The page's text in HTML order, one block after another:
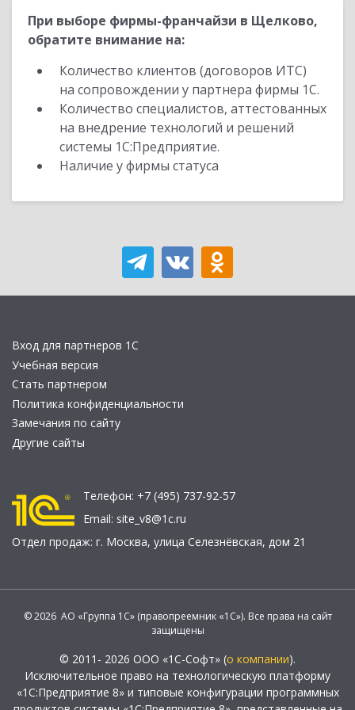
При выборе фирмы-франчайзи в Щелково,
обратите внимание на:
Количество клиентов (договоров ИТС)
на сопровождении у партнера фирмы 1С.
Количество специалистов, аттестованных
на внедрение технологий и решений
системы 1С:Предприятие.
Наличие у фирмы статуса
Вход для партнеров 1С
Учебная версия
Стать партнером
Политика конфиденциальности
Замечания по сайту
Другие сайты
Телефон: +7 (495) 737-92-57
Email: site_v8@1c.ru
Отдел продаж: г. Москва, улица Селезнёвская, дом 21
© 2026 АО «Группа 1С» (правопреемник «1С»). Все права на сайт
защищены
© 2011- 2026 ООО «1С-Софт» (о компании).
Исключительное право на технологическую платформу
«1С:Предприятие 8» и типовые конфигурации программных